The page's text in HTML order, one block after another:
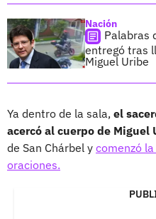
Nación
Palabras
entregó tras
Miguel Uribe
Ya dentro de la sala, el
acercó al cuerpo de Miguel
de San Chárbel y comenzó
oraciones.